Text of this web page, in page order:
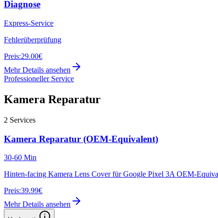
Diagnose
Express-Service
Fehlerüberprüfung
Preis:29.00€
Mehr Details ansehen
Professioneller Service
Kamera Reparatur
2 Services
Kamera Reparatur (OEM-Equivalent)
30-60 Min
Hinten-facing Kamera Lens Cover für Google Pixel 3A OEM-
Preis:39.99€
Mehr Details ansehen